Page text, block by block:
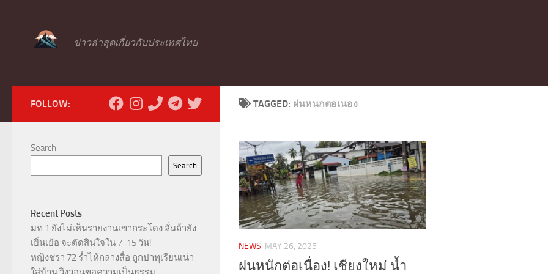
ข่าวล่าสุดเกี่ยวกับประเทศไทย
TAGGED: ฝนหนกตอเนอง
NEWS MAY 26, 2025
ฝนหนักต่อเนื่อง! เชียงใหม่ น้ำ
FOLLOW:
Search
Search
Recent Posts
มท.1 ยังไม่เห็นรายงานเขากระโดง ลั่นถ้ายัง
เยิ่นเย้อ จะตัดสินใจใน 7-15 วัน!
หญิงชรา 72 ร่ำไห้กลางสื่อ ถูกปาทุเรียนเน่า